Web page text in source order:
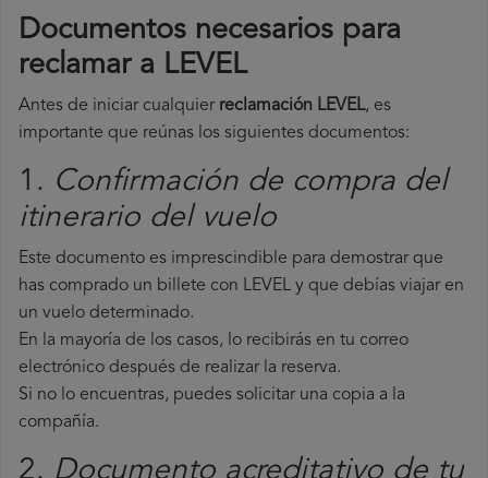
Documentos necesarios para
reclamar a LEVEL
Antes de iniciar cualquier reclamación LEVEL, es
importante que reúnas los siguientes documentos:
1. Confirmación de compra del
itinerario del vuelo
Este documento es imprescindible para demostrar que
has comprado un billete con LEVEL y que debías viajar en
un vuelo determinado.
En la mayoría de los casos, lo recibirás en tu correo
electrónico después de realizar la reserva.
Si no lo encuentras, puedes solicitar una copia a la
compañía.
2. Documento acreditativo de tu